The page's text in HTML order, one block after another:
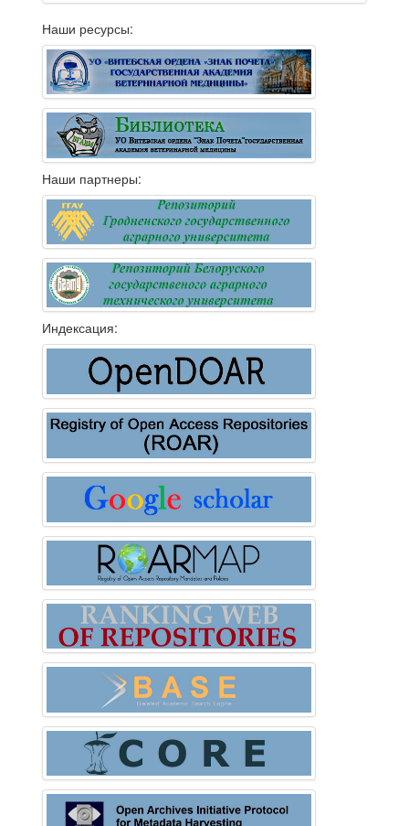
Наши ресурсы:
Наши партнеры:
Индексация: